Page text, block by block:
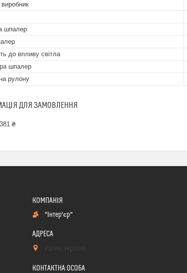
виробник
шпалер
до впливу світла
шпалер
рулону
ДЛЯ ЗАМОВЛЕННЯ
₴
"Інтер'єр"